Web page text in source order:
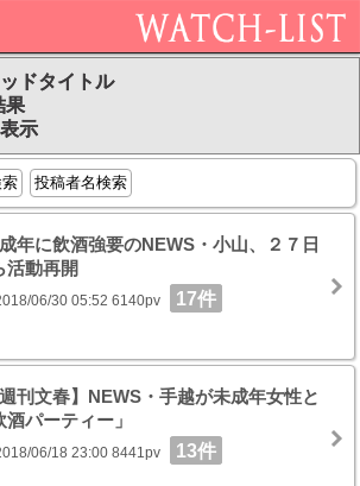
ッドタイトル
果
示
投稿者名検索
年に飲酒強要のNEWS・小山、２７日
活動再開
06/30 05:52 6140pv 17件
刊文春】NEWS・手越が未成年女性と
酒パーティー」
06/18 23:00 8441pv 13件